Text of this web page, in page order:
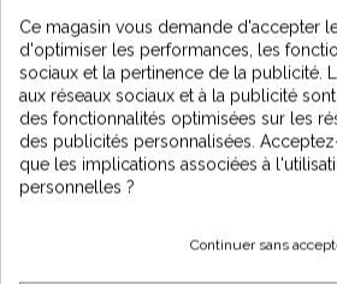
Les billes filtrantes intégrées sont à
Tourmaline: Libère des ions
la qualité de l'eau.
Pierre de Maifan: Purifie l'eau et
Zéolite : Filtre les impuretés et
Sulfate de calcium: Ajoute du
régule la dureté.
permettent de bloquer lechlore et la
Ce magasin vous demande d'accepter
d'optimiser les performances, les
sociaux et la pertinence de la publicité.
aux réseaux sociaux et à la publicité
des fonctionnalités optimisées sur les
des publicités personnalisées.
que les implications associées à
personnelles ?
Continuer sans